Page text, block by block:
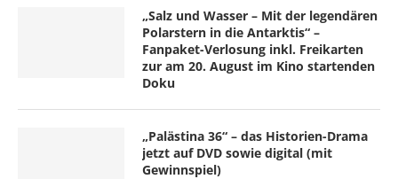
„Salz und Wasser – Mit der legendären
Polarstern in die Antarktis“ –
Fanpaket-Verlosung inkl. Freikarten
zur am 20. August im Kino startenden
Doku
„Palästina 36“ – das Historien-Drama
jetzt auf DVD sowie digital (mit
Gewinnspiel)